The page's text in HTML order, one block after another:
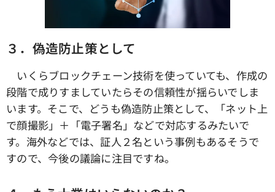
３．偽造防止策として
いくらブロックチェーン技術を使っていても、作成の
段階で成りすましていたらその信頼性が揺らいでしま
います。そこで、どうも偽造防止策として、「ネット上
で顔撮影」＋「電子署名」などで対応するみたいで
す。海外などでは、証人２名という事例もあるそうで
すので、今後の議論に注目ですね。